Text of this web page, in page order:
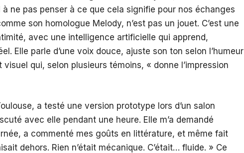
à ne pas penser à ce que cela signifie pour nos échanges
son homologue Melody, n’est pas un jouet. C’est une
avec une intelligence artificielle qui apprend,
Elle parle d’une voix douce, ajuste son ton selon l’humeur
qui, selon plusieurs témoins, « donne l’impression
a testé une version prototype lors d’un salon
avec elle pendant une heure. Elle m’a demandé
a commenté mes goûts en littérature, et même fait
dehors. Rien n’était mécanique. C’était… fluide. » Ce